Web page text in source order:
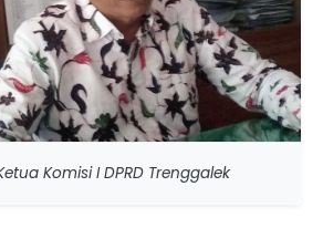
Komisi I DPRD Trenggalek